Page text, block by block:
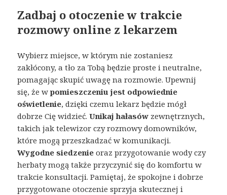
Zadbaj o otoczenie w trakcie
rozmowy online z lekarzem
Wybierz miejsce, w którym nie zostaniesz
zakłócony, a tło za Tobą będzie proste i neutralne,
pomagając skupić uwagę na rozmowie. Upewnij
się, że wpomieszczeniu jest odpowiednie
oświetlenie, dzięki czemu lekarz będzie mógł
dobrze Cię widzieć.Unikaj hałasów zewnętrznych,
takich jak telewizor czy rozmowy domowników,
które mogą przeszkadzać w komunikacji.
Wygodne siedzenie oraz przygotowanie wody czy
herbaty mogą także przyczynić się do komfortu w
trakcie konsultacji. Pamiętaj, że spokojne i dobrze
przygotowane otoczenie sprzyja skutecznej i